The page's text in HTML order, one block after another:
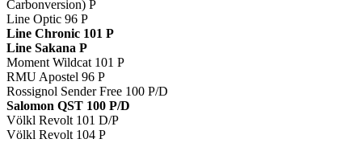
Carbonversion) P
Line Optic 96 P
Line Chronic 101 P
Line Sakana P
Moment Wildcat 101 P
RMU Apostel 96 P
Rossignol Sender Free 100 P/D
Salomon QST 100 P/D
Völkl Revolt 101 D/P
Völkl Revolt 104 P